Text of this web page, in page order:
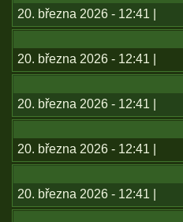
20. března 2026 - 12:41 |
20. března 2026 - 12:41 |
20. března 2026 - 12:41 |
20. března 2026 - 12:41 |
20. března 2026 - 12:41 |